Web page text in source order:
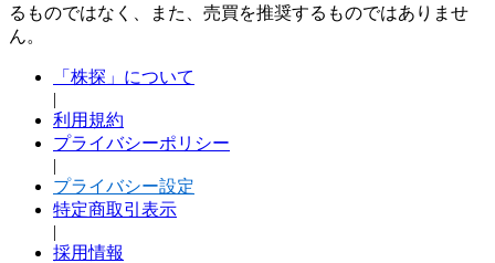
るものではなく、また、売買を推奨するものではありませ
ん。
「株探」について
|
利用規約
プライバシーポリシー
|
プライバシー設定
特定商取引表示
|
採用情報